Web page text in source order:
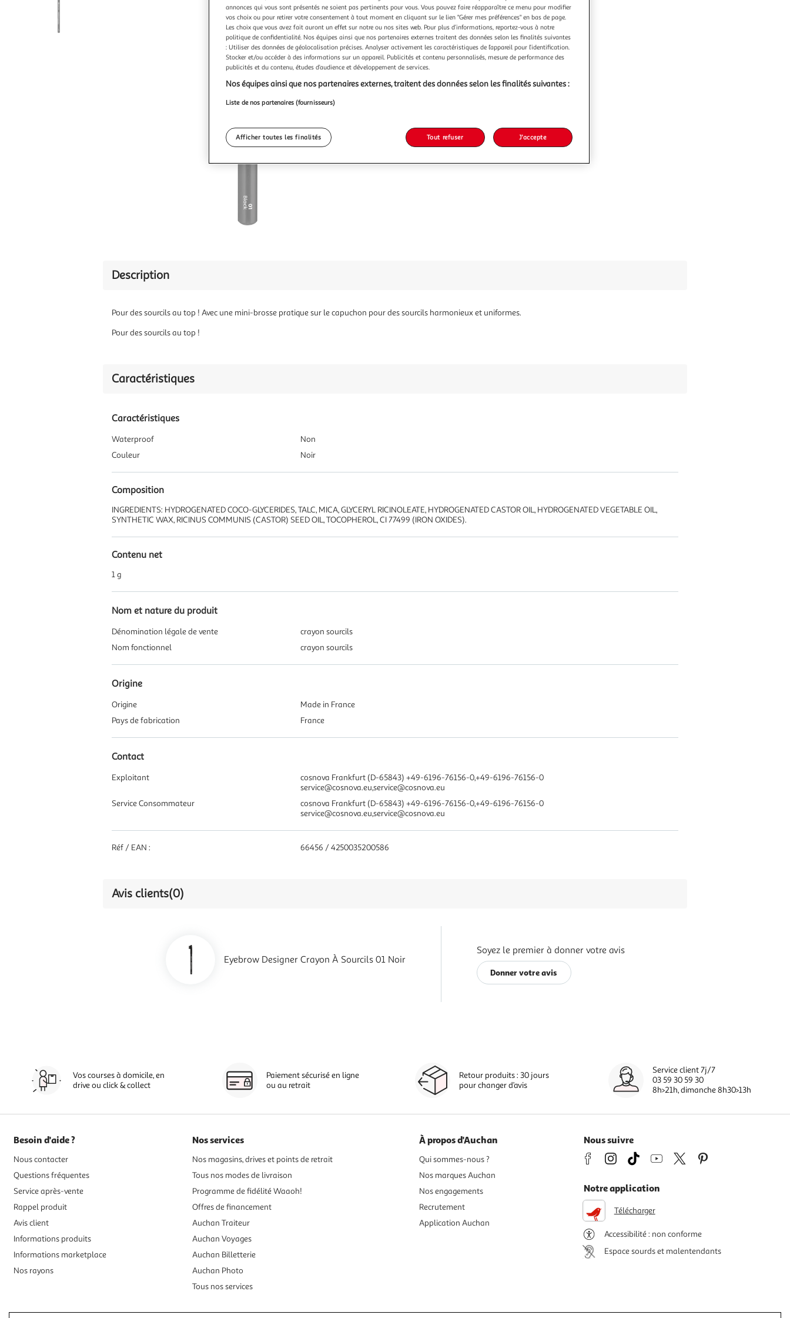
Description
Pour des sourcils au top ! Avec une mini-brosse pratique sur le capuchon pour des sourcils harmonieux et uniformes.
Pour des sourcils au top !
Caractéristiques
Caractéristiques
Waterproof
Non
Couleur
Noir
Composition
INGREDIENTS: HYDROGENATED COCO-GLYCERIDES, TALC, MICA, GLYCERYL RICINOLEATE, HYDROGENATED CASTOR OIL, HYDROGENATED VEGETABLE OIL,
SYNTHETIC WAX, RICINUS COMMUNIS (CASTOR) SEED OIL, TOCOPHEROL, CI 77499 (IRON OXIDES).
Contenu net
1 g
Nom et nature du produit
Dénomination légale de vente
crayon sourcils
Nom fonctionnel
crayon sourcils
Origine
Origine
Made in France
Pays de fabrication
France
Contact
Exploitant
cosnova Frankfurt (D-65843) +49-6196-76156-0,+49-6196-76156-0
service@cosnova.eu,service@cosnova.eu
Service Consommateur
cosnova Frankfurt (D-65843) +49-6196-76156-0,+49-6196-76156-0
service@cosnova.eu,service@cosnova.eu
Réf / EAN : 66456 / 4250035200586
Avis clients(0)
Eyebrow Designer Crayon À Sourcils 01 Noir
Soyez le premier à donner votre avis
Donner votre avis
Vos courses à domicile, en
drive ou click & collect
Paiement sécurisé en ligne
ou au retrait
Retour produits : 30 jours
pour changer d’avis
Service client 7j/7
03 59 30 59 30
8h>21h, dimanche 8h30>13h
Besoin d'aide ?
Nous contacter
Questions fréquentes
Service après-vente
Rappel produit
Avis client
Informations produits
Informations marketplace
Nos rayons
Nos services
Nos magasins, drives et points de retrait
Tous nos modes de livraison
Programme de fidélité Waaoh!
Offres de financement
Auchan Traiteur
Auchan Voyages
Auchan Billetterie
Auchan Photo
Tous nos services
À propos d'Auchan
Qui sommes-nous ?
Nos marques Auchan
Nos engagements
Recrutement
Application Auchan
Nous suivre
Notre application
Télécharger
Accessibilité : non conforme
Espace sourds et malentendants
annonces qui vous sont présentés ne soient pas pertinents pour vous. Vous pouvez faire réapparaître ce menu pour modifier
vos choix ou pour retirer votre consentement à tout moment en cliquant sur le lien "Gérer mes préférences" en bas de page.
Les choix que vous avez fait auront un effet sur notre ou nos sites web. Pour plus d’informations, reportez-vous à notre
politique de confidentialité. Nos équipes ainsi que nos partenaires externes traitent des données selon les finalités suivantes
: Utiliser des données de géolocalisation précises. Analyser activement les caractéristiques de l’appareil pour l’identification.
Stocker et/ou accéder à des informations sur un appareil. Publicités et contenu personnalisés, mesure de performance des
publicités et du contenu, études d’audience et développement de services.
Nos équipes ainsi que nos partenaires externes, traitent des données selon les finalités suivantes :
Liste de nos partenaires (fournisseurs)
Afficher toutes les finalités Tout refuser J'accepte